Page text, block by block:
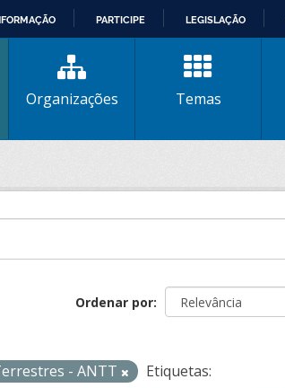
PARTICIPE LEGISLAÇÃO
Organizações Temas
Ordenar por
- ANTT
Etiquetas: